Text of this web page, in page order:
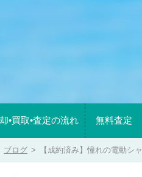
•買取•査定の流れ 無料査定
ブログ > 【成約済み】憧れの電動シ